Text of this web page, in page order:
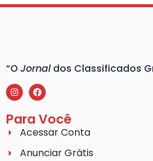
“O Jornaldos Classificados
Para Você
Acessar Conta
Anunciar Grátis